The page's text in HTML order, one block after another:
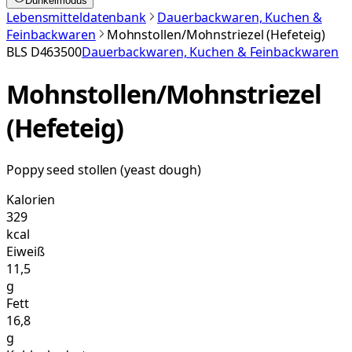
Lebensmitteldatenbank
Dauerbackwaren, Kuchen &
Feinbackwaren
Mohnstollen/Mohnstriezel (Hefeteig)
BLS D463500Dauerbackwaren, Kuchen & Feinbackwaren
Mohnstollen/Mohnstriezel
(Hefeteig)
Poppy seed stollen (yeast dough)
Kalorien
329
kcal
Eiweiß
11,5
g
Fett
16,8
g